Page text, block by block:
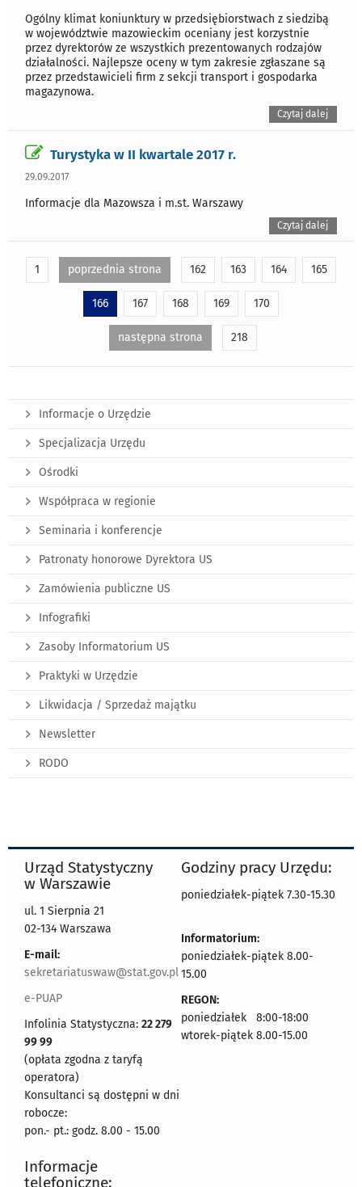
Ogólny klimat koniunktury w przedsiębiorstwach z siedzibą
w województwie mazowieckim oceniany jest korzystnie
przez dyrektorów ze wszystkich prezentowanych rodzajów
działalności. Najlepsze oceny w tym zakresie zgłaszane są
przez przedstawicieli firm z sekcji transport i gospodarka
magazynowa.
Czytaj dalej
Turystyka w II kwartale 2017 r.
29.09.2017
Informacje dla Mazowsza i m.st. Warszawy
Czytaj dalej
1 poprzednia strona 162 163 164 165
166 167 168 169 170
następna strona 218
Informacje o Urzędzie
Specjalizacja Urzędu
Ośrodki
Współpraca w regionie
Seminaria i konferencje
Patronaty honorowe Dyrektora US
Zamówienia publiczne US
Infografiki
Zasoby Informatorium US
Praktyki w Urzędzie
Likwidacja / Sprzedaż majątku
Newsletter
RODO
Urząd Statystyczny
w Warszawie
ul. 1 Sierpnia 21
02-134 Warszawa
E-mail:
sekretariatuswaw@stat.gov.pl
e-PUAP
Infolinia Statystyczna: 22 279
99 99
(opłata zgodna z taryfą
operatora)
Konsultanci są dostępni w dni
robocze:
pon.- pt.: godz. 8.00 - 15.00
Godziny pracy Urzędu:
poniedziałek-piątek 7.30-15.30
Informatorium:
poniedziałek-piątek 8.00-
15.00
REGON:
poniedziałek 8:00-18:00
wtorek-piątek 8.00-15.00
Informacje
telefoniczne: